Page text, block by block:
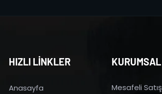
HIZLI LİNKLER
Anasayfa
KURUMSAL
Mesafeli Satış